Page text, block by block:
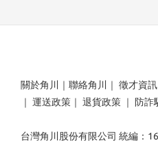
關於角川 ｜ 聯絡角川 ｜ 徵才資訊
｜ 運送政策 ｜ 退貨政策 ｜ 防詐
台灣角川股份有限公司 統編：